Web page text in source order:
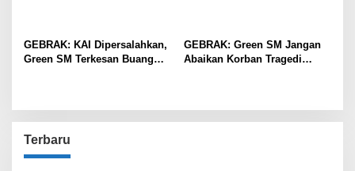
GEBRAK: KAI Dipersalahkan,
Green SM Terkesan Buang
GEBRAK: Green SM Jangan
Abaikan Korban Tragedi
Terbaru